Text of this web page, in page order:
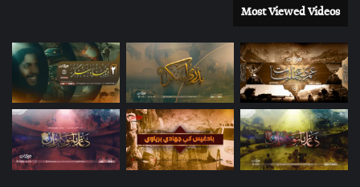
Most Viewed Videos